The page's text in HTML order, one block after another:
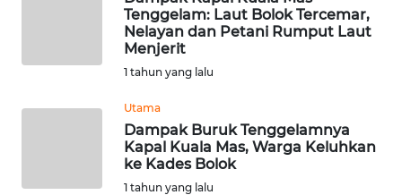
Tenggelam: Laut Bolok Tercemar,
Nelayan dan Petani Rumput Laut
Menjerit
1 tahun yang lalu
Utama
Dampak Buruk Tenggelamnya
Kapal Kuala Mas, Warga Keluhkan
ke Kades Bolok
1 tahun yang lalu
JABAR